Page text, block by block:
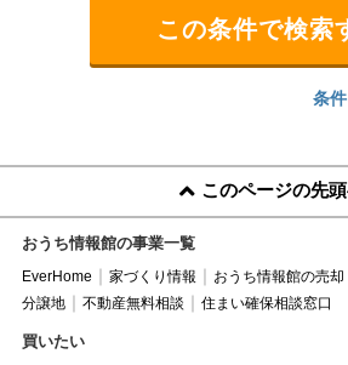
条
このページの先
おうち情報館の事業一覧
EverHome 家づくり情報 おうち情報館の売却
分譲地
不動産無料相談 住まい確保相談窓口
買いたい